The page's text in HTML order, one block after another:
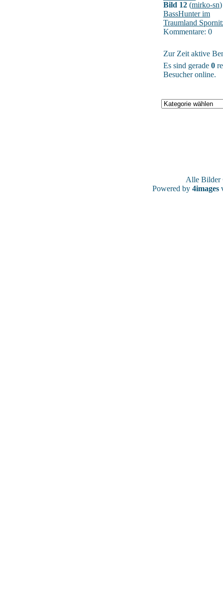
Bild 12 (mirko-sn)
BassHunter im
Traumland
Kommentare: 0
Zur Zeit aktive
Es sind gerade 0
Besucher online.
Alle
Powered by 4images